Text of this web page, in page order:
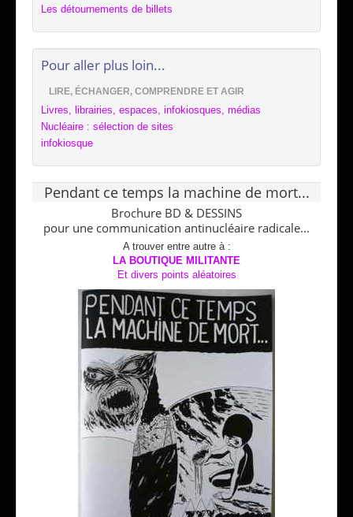
Les détournements de billets
Pour aller plus loin...
LIRE, ÉCHANGER, COMPRENDRE ET AGIR
Livres, librairies, espaces, infokiosques, médias
Nucléaire : sélection de sites
infokiosque
Pendant ce temps la machine de mort...
Brochure BD & DESSINS
pour une communication antinucléaire radicale...
A trouver entre autre à :
LA BOUTIQUE MILITANTE
Et divers points aléatoires